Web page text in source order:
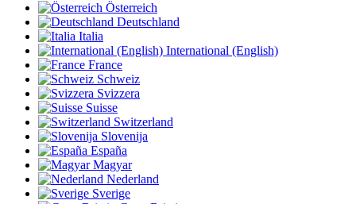
Österreich
Deutschland
Italia
International (English)
France
Schweiz
Svizzera
Suisse
Switzerland
Slovenija
España
Magyar
Nederland
Sverige